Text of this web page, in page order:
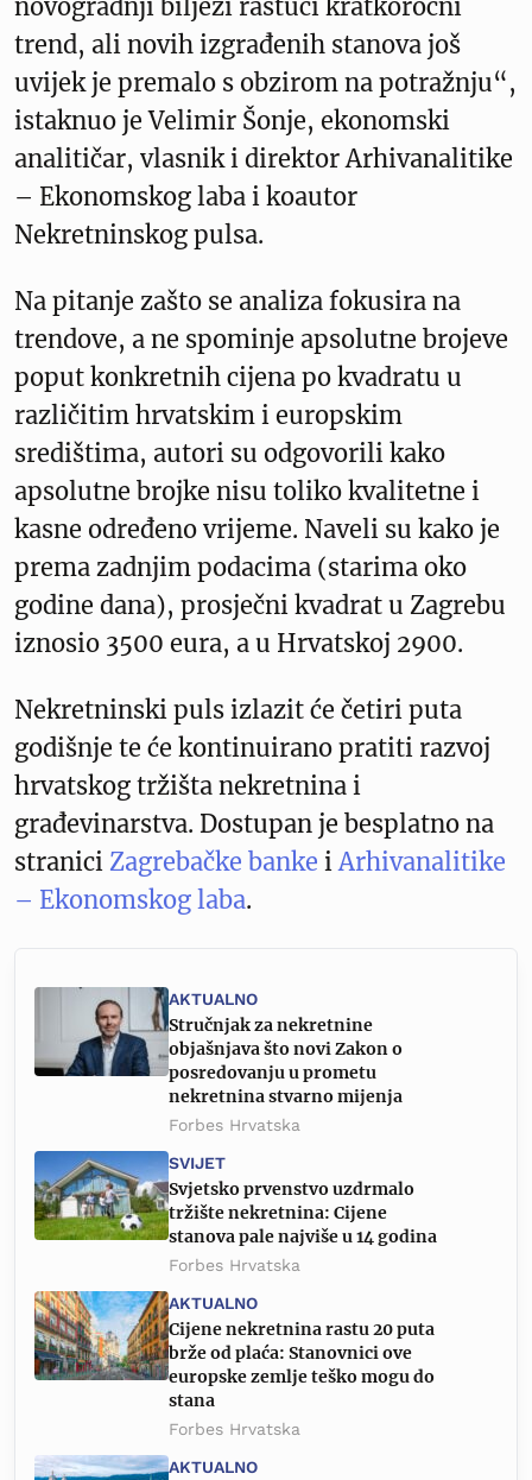
novogradnji bilježi rastući kratkoročni
trend, ali novih izgrađenih stanova još
uvijek je premalo s obzirom na potražnju“,
istaknuo je Velimir Šonje, ekonomski
analitičar, vlasnik i direktor Arhivanalitike
– Ekonomskog laba i koautor
Nekretninskog pulsa.
Na pitanje zašto se analiza fokusira na
trendove, a ne spominje apsolutne brojeve
poput konkretnih cijena po kvadratu u
različitim hrvatskim i europskim
središtima, autori su odgovorili kako
apsolutne brojke nisu toliko kvalitetne i
kasne određeno vrijeme. Naveli su kako je
prema zadnjim podacima (starima oko
godine dana), prosječni kvadrat u Zagrebu
iznosio 3500 eura, a u Hrvatskoj 2900.
Nekretninski puls izlazit će četiri puta
godišnje te će kontinuirano pratiti razvoj
hrvatskog tržišta nekretnina i
građevinarstva. Dostupan je besplatno na
stranici Zagrebačke banke iArhivanalitike
– Ekonomskog laba.
AKTUALNO
Stručnjak za nekretnine
objašnjava što novi Zakon o
posredovanju u prometu
nekretnina stvarno mijenja
Forbes Hrvatska
SVIJET
Svjetsko prvenstvo uzdrmalo
tržište nekretnina: Cijene
stanova pale najviše u 14 godina
Forbes Hrvatska
AKTUALNO
Cijene nekretnina rastu 20 puta
brže od plaća: Stanovnici ove
europske zemlje teško mogu do
stana
Forbes Hrvatska
AKTUALNO